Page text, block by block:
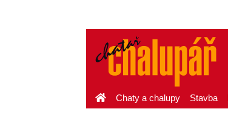
Chaty a chalupy Stavba